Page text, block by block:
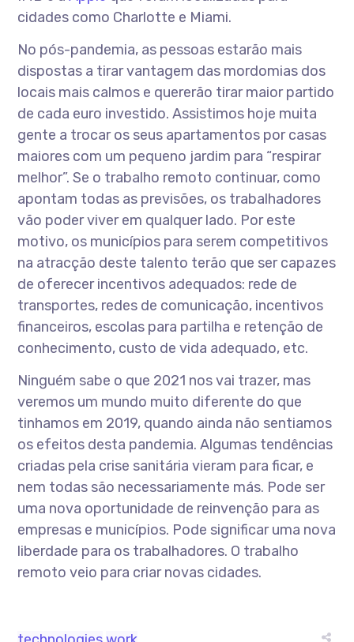
cidades como Charlotte e Miami.
No pós-pandemia, as pessoas estarão mais
dispostas a tirar vantagem das mordomias dos
locais mais calmos e quererão tirar maior partido
de cada euro investido. Assistimos hoje muita
gente a trocar os seus apartamentos por casas
maiores com um pequeno jardim para “respirar
melhor”. Se o trabalho remoto continuar, como
apontam todas as previsões, os trabalhadores
vão poder viver em qualquer lado. Por este
motivo, os municípios para serem competitivos
na atracção deste talento terão que ser capazes
de oferecer incentivos adequados: rede de
transportes, redes de comunicação, incentivos
financeiros, escolas para partilha e retenção de
conhecimento, custo de vida adequado, etc.
Ninguém sabe o que 2021 nos vai trazer, mas
veremos um mundo muito diferente do que
tinhamos em 2019, quando ainda não sentiamos
os efeitos desta pandemia. Algumas tendências
criadas pela crise sanitária vieram para ficar, e
nem todas são necessariamente más. Pode ser
uma nova oportunidade de reinvenção para as
empresas e municípios. Pode significar uma nova
liberdade para os trabalhadores. O trabalho
remoto veio para criar novas cidades.